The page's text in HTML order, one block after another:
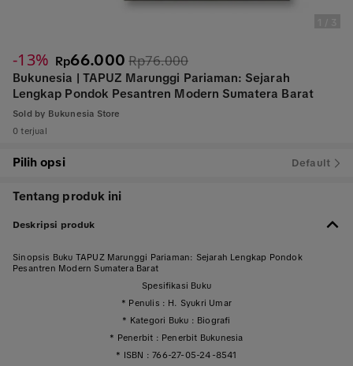
-13% Rp66.000 Rp76.000
Bukunesia | TAPUZ Marunggi Pariaman: Sejarah
Lengkap Pondok Pesantren Modern Sumatera Barat
Sold by Bukunesia Store
0 terjual
Pilih opsi Default
Tentang produk ini
Deskripsi produk
Sinopsis Buku TAPUZ Marunggi Pariaman: Sejarah Lengkap Pondok
Pesantren Modern Sumatera Barat
Spesifikasi Buku
* Penulis : H. Syukri Umar
* Kategori Buku : Biografi
* Penerbit : Penerbit Bukunesia
* ISBN : 766-27-05-24-8541